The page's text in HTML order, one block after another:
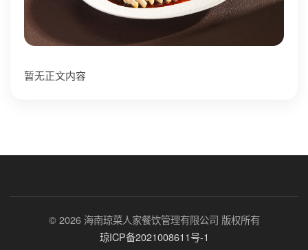
暂无正文内容
© 2026 海南琼菜人家餐饮管理有限公司 版权所有
琼ICP备2021008611号-1